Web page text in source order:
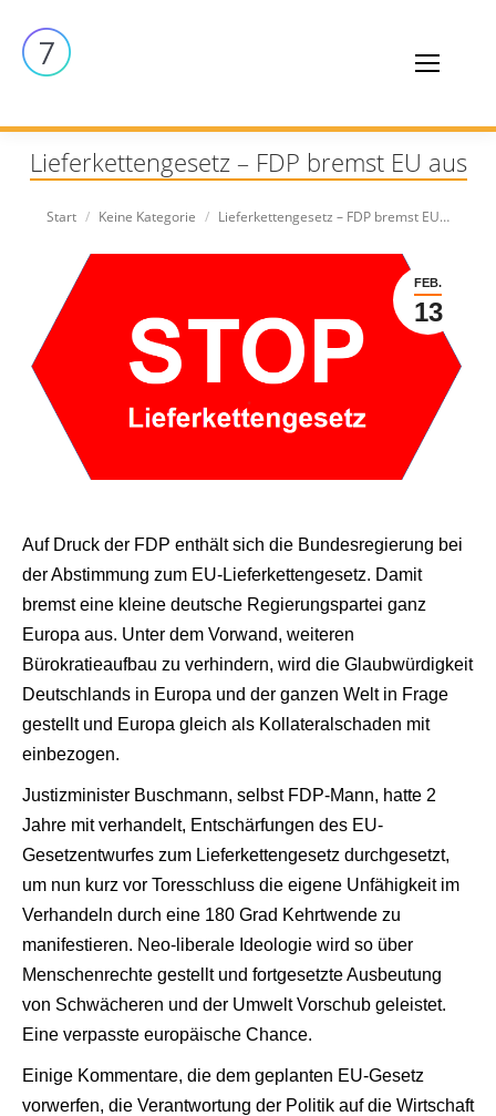
Lieferkettengesetz – FDP bremst EU aus
Sie befinden sich hier:
Start Keine Kategorie Lieferkettengesetz – FDP bremst EU…
FEB.
13
Auf Druck der FDP enthält sich die Bundesregierung bei
der Abstimmung zum EU-Lieferkettengesetz. Damit
bremst eine kleine deutsche Regierungspartei ganz
Europa aus. Unter dem Vorwand, weiteren
Bürokratieaufbau zu verhindern, wird die Glaubwürdigkeit
Deutschlands in Europa und der ganzen Welt in Frage
gestellt und Europa gleich als Kollateralschaden mit
einbezogen.
Justizminister Buschmann, selbst FDP-Mann, hatte 2
Jahre mit verhandelt, Entschärfungen des EU-
Gesetzentwurfes zum Lieferkettengesetz durchgesetzt,
um nun kurz vor Toresschluss die eigene Unfähigkeit im
Verhandeln durch eine 180 Grad Kehrtwende zu
manifestieren. Neo-liberale Ideologie wird so über
Menschenrechte gestellt und fortgesetzte Ausbeutung
von Schwächeren und der Umwelt Vorschub geleistet.
Eine verpasste europäische Chance.
Einige Kommentare, die dem geplanten EU-Gesetz
vorwerfen, die Verantwortung der Politik auf die Wirtschaft